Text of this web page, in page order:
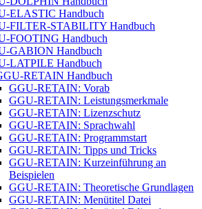
ELASTIC Handbuch
FILTER-STABILITY Handbuch
FOOTING Handbuch
GABION Handbuch
LATPILE Handbuch
RETAIN Handbuch
GGU-RETAIN: Vorab
GGU-RETAIN: Leistungsmerkmale
GGU-RETAIN: Lizenzschutz
GGU-RETAIN: Sprachwahl
GGU-RETAIN: Programmstart
GGU-RETAIN: Tipps und Tricks
GGU-RETAIN: Kurzeinführung an
Beispielen
GGU-RETAIN: Theoretische Grundlagen
GGU-RETAIN: Menütitel Datei